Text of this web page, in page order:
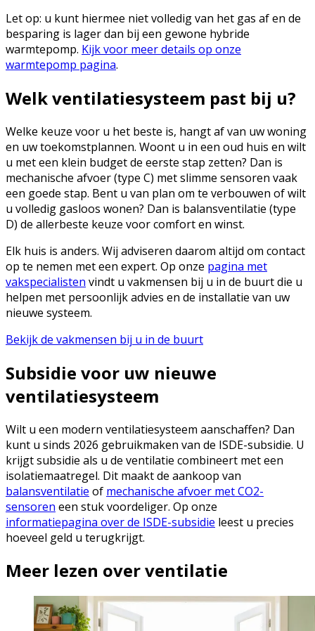
Let op: u kunt hiermee niet volledig van het gas af en de
besparing is lager dan bij een gewone hybride
warmtepomp. Kijk voor meer details op onze
warmtepomp pagina.
Welk ventilatiesysteem past bij u?
Welke keuze voor u het beste is, hangt af van uw woning
en uw toekomstplannen. Woont u in een oud huis en wilt
u met een klein budget de eerste stap zetten? Dan is
mechanische afvoer (type C) met slimme sensoren vaak
een goede stap. Bent u van plan om te verbouwen of wilt
u volledig gasloos wonen? Dan is balansventilatie (type
D) de allerbeste keuze voor comfort en winst.
Elk huis is anders. Wij adviseren daarom altijd om contact
op te nemen met een expert. Op onze pagina met
vakspecialisten vindt u vakmensen bij u in de buurt die u
helpen met persoonlijk advies en de installatie van uw
nieuwe systeem.
Bekijk de vakmensen bij u in de buurt
Subsidie voor uw nieuwe
ventilatiesysteem
Wilt u een modern ventilatiesysteem aanschaffen? Dan
kunt u sinds 2026 gebruikmaken van de ISDE-subsidie. U
krijgt subsidie als u de ventilatie combineert met een
isolatiemaatregel. Dit maakt de aankoop van
balansventilatie of mechanische afvoer met CO2-
sensoren een stuk voordeliger. Op onze
informatiepagina over de ISDE-subsidie leest u precies
hoeveel geld u terugkrijgt.
Meer lezen over ventilatie